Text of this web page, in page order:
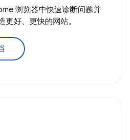
浏览器中快速诊断问题并
更好、更快的网站。